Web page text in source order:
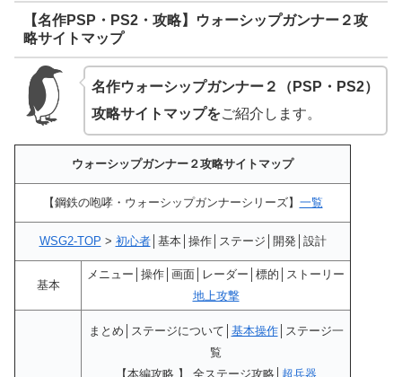
【名作PSP・PS2・攻略】ウォーシップガンナー２攻
略サイトマップ
名作ウォーシップガンナー２（PSP・PS2）
攻略サイトマップをご紹介します。
ウォーシップガンナー２攻略サイトマップ
【鋼鉄の咆哮・ウォーシップガンナーシリーズ】 一覧
WSG2-TOP > 初心者│基本│操作│ステージ│開発│設計
基本
メニュー│操作│画面│レーダー│標的│ストーリー
地上攻撃
まとめ│ステージについて│ 基本操作│ステージ一
覧
【本編攻略 】 全ステージ攻略│ 超兵器